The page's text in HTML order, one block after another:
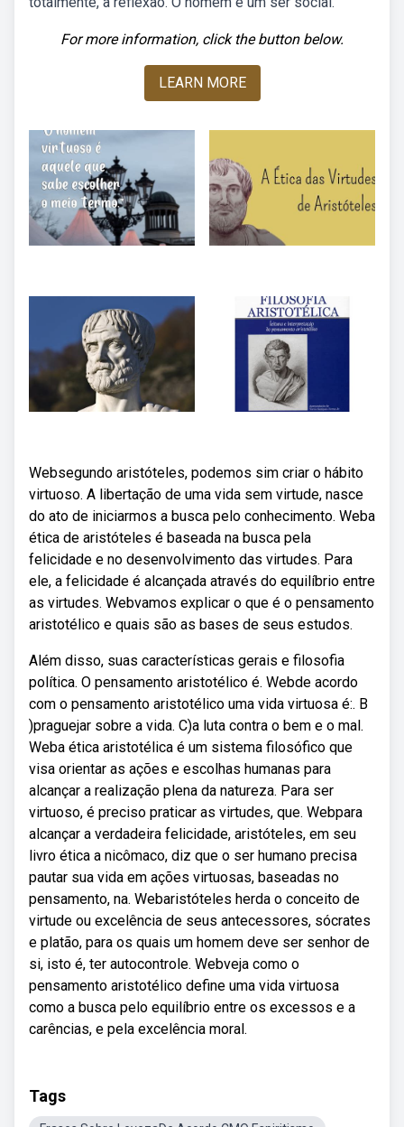
For more information, click the button below.
LEARN MORE
Websegundo aristóteles, podemos sim criar o hábito
virtuoso. A libertação de uma vida sem virtude, nasce
do ato de iniciarmos a busca pelo conhecimento. Weba
ética de aristóteles é baseada na busca pela
felicidade e no desenvolvimento das virtudes. Para
ele, a felicidade é alcançada através do equilíbrio entre
as virtudes. Webvamos explicar o que é o pensamento
aristotélico e quais são as bases de seus estudos.
Além disso, suas características gerais e filosofia
política. O pensamento aristotélico é. Webde acordo
com o pensamento aristotélico uma vida virtuosa é:. B
)praguejar sobre a vida. C)a luta contra o bem e o mal.
Weba ética aristotélica é um sistema filosófico que
visa orientar as ações e escolhas humanas para
alcançar a realização plena da natureza. Para ser
virtuoso, é preciso praticar as virtudes, que. Webpara
alcançar a verdadeira felicidade, aristóteles, em seu
livro ética a nicômaco, diz que o ser humano precisa
pautar sua vida em ações virtuosas, baseadas no
pensamento, na. Webaristóteles herda o conceito de
virtude ou excelência de seus antecessores, sócrates
e platão, para os quais um homem deve ser senhor de
si, isto é, ter autocontrole. Webveja como o
pensamento aristotélico define uma vida virtuosa
como a busca pelo equilíbrio entre os excessos e a
carências, e pela excelência moral.
Tags